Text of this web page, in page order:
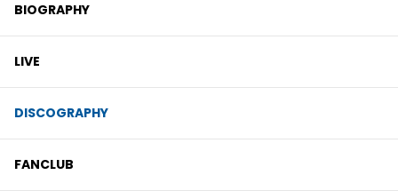
BIOGRAPHY
LIVE
DISCOGRAPHY
FANCLUB